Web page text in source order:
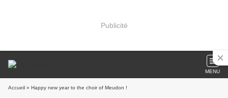
Publicité
MENU
Accueil » Happy new year to the choir of Meudon !